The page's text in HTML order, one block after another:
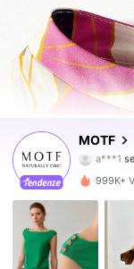
MOTF
a***1
j***2
4.85
4.85
999K+